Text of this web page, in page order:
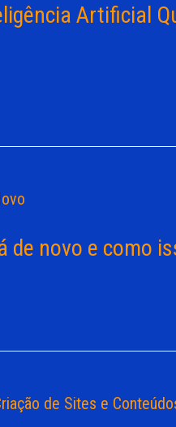
Artificial
de novo e como